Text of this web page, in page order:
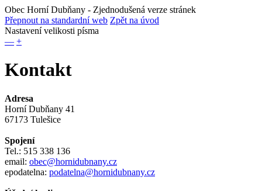
Obec Horní Dubňany - Zjednodušená verze stránek
Přepnout na standardní web Zpět na úvod
Nastavení velikosti písma
— +
Kontakt
Adresa
Horní Dubňany 41
67173 Tulešice
Spojení
Tel.: 515 338 136
email: obec@hornidubnany.cz
epodatelna: podatelna@hornidubnany.cz